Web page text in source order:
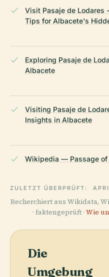
Visit Pasaje de Lodares
Tips for Albacete's
Exploring Pasaje de
Albacete
Visiting Pasaje de
Insights in Albacete
Wikipedia — Passage of
ZULETZT ÜBERPRÜFT:
Recherchiert aus Wikidata,
· faktengeprüft · Wie
Die
Umgebung